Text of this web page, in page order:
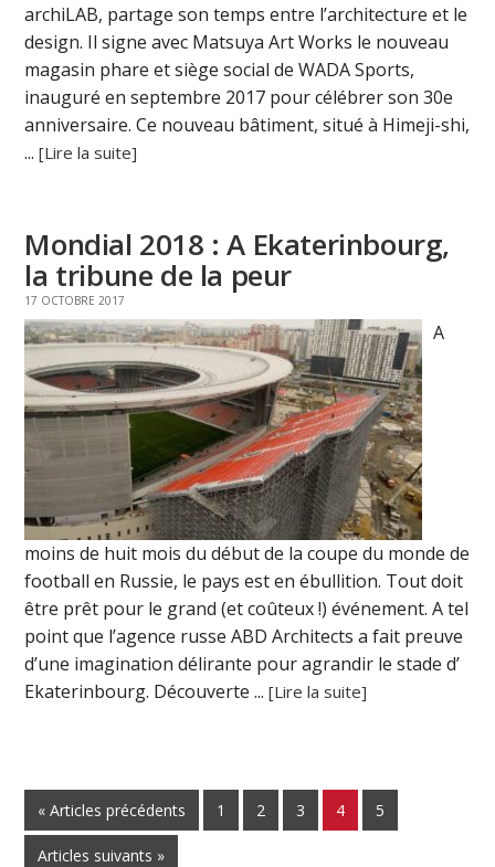
archiLAB, partage son temps entre l’architecture et le
design. Il signe avec Matsuya Art Works le nouveau
magasin phare et siège social de WADA Sports,
inauguré en septembre 2017 pour célébrer son 30e
anniversaire. Ce nouveau bâtiment, situé à Himeji-shi,
...[Lire la suite]
Mondial 2018 : A Ekaterinbourg,
la tribune de la peur
17 OCTOBRE 2017
A
moins de huit mois du début de la coupe du monde de
football en Russie, le pays est en ébullition. Tout doit
être prêt pour le grand (et coûteux !) événement. A tel
point que l’agence russe ABD Architects a fait preuve
d’une imagination délirante pour agrandir le stade d’
Ekaterinbourg. Découverte ...[Lire la suite]
« Articles précédents 1 2 3 4 5
Articles suivants »